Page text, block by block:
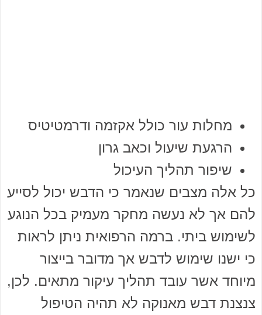
מחלות עור כולל אקזמה ודרמטיטיס
הרגעת שיעול וכאב גרון
שיפור תהליך העיכול
כל אלה מצבים שנאמר כי הדבש יכול לסייע
להם אך לא נעשה מחקר מעמיק בכל הנוגע
לשימוש ביתי. ברמה הרפואית ניתן לראות
כי ישנו שימוש לדבש אך מדובר בייצור
מיוחד אשר עובד תהליך עיקור מתאים. לכן,
צנצנת דבש מאנוקה לא תהיה הטיפול